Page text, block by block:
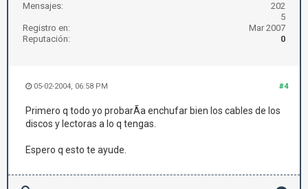
Mensajes:
202
5
Registro en:
Mar 2007
Reputación:
0
#4
05-02-2004, 06:58 PM
Primero q todo yo probarÃ­a enchufar bien los cables de los
discos y lectoras a lo q tengas.
Espero q esto te ayude.